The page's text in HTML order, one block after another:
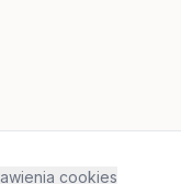
cookies